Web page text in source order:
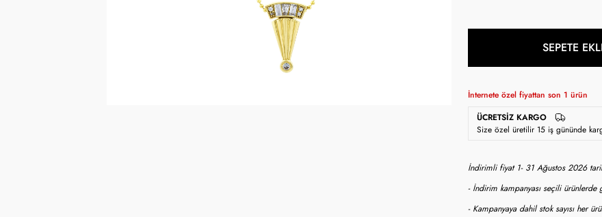
SEPETE
İnternete özel fiyattan son 1 ürün
ÜCRETSIZ KARGO
Size özel üretilir 15 iş gününde
İndirimli fiyat 1- 31 Ağustos 2026
- İndirim kampanyası seçili ürünlerde
- Kampanyaya dahil stok sayısı her